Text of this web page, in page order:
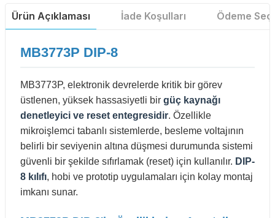
Ürün Açıklaması İade Koşulları Ödeme
MB3773P DIP-8
MB3773P, elektronik devrelerde kritik bir görev
üstlenen, yüksek hassasiyetli bir güç kaynağı
denetleyici ve reset entegresidir. Özellikle
mikroişlemci tabanlı sistemlerde, besleme voltajının
belirli bir seviyenin altına düşmesi durumunda sistemi
güvenli bir şekilde sıfırlamak (reset) için kullanılır. DIP-
8 kılıfı, hobi ve prototip uygulamaları için kolay montaj
imkanı sunar.